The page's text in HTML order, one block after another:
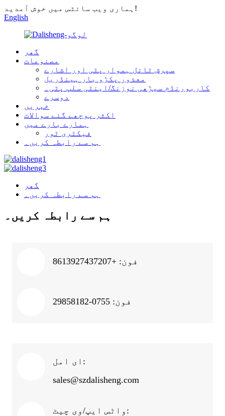
ہماری ویب سائٹس میں خوش آمدید!
English
گھر
مصنوعات
سپرش ٹائل ہموار پٹی اور اشارے
معذور پکڑو بار ہینڈریل
کاربورنڈم سیڑھی نوزنگ/اینٹی سلپ پٹی۔
دوسرے
خبریں
اکثر پوچھے گئے سوالات
ہمارے بارے میں
فیکٹری ٹور
ہم سے رابطہ کریں۔
گھر
ہم سے رابطہ کریں۔
ہم سے رابطہ کریں۔
فون: +8613927437207
فون: 0755-29858182
ای امل:
sales@szdalisheng.com
واٹس ایپ/وی چیٹ: